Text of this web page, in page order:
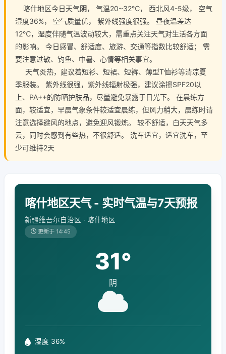
喀什地区今日天气阴， 气温20~32℃， 西北风4-5级， 空气
湿度36%， 空气质量优， 紫外线强度很强。 昼夜温差达
12℃，湿度伴随气温波动较大，需重点关注天气对生活各方面
的影响。 今日感冒、舒适度、旅游、交通等指数比较舒适； 需
要注意过敏、钓鱼、中暑、心情等相关事宜。
天气炎热，建议着短衫、短裙、短裤、薄型T恤衫等清凉夏
季服装。 紫外线很强，紫外线辐射极强，建议涂擦SPF20以
上、PA++的防晒护肤品，尽量避免暴露于日光下。 在晨练方
面，较适宜，早晨气象条件较适宜晨练，但风力稍大，晨练时请
注意选择避风的地点，避免迎风锻炼。 较不舒适，白天天气多
云，同时会感到有些热，不很舒适。 洗车适宜，适宜洗车，至
少可维持2天
喀什地区天气 - 实时气温与7天预报
新疆维吾尔自治区 · 喀什地区
更新于 14:45
31°
阴
湿度 36%